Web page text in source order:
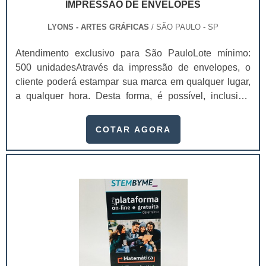
IMPRESSÃO DE ENVELOPES
LYONS - ARTES GRÁFICAS / SÃO PAULO - SP
Atendimento exclusivo para São PauloLote mínimo:
500 unidadesAtravés da impressão de envelopes, o
cliente poderá estampar sua marca em qualquer lugar,
a qualquer hora. Desta forma, é possível, inclusive,
a impressão, uma empresa pode ter diversas
serviçoFidelizar a marca;Impor mais
credibilidade;Personalizar os materiais de
escritório.Utilizar envelopes para enviar cartas, ofícios,
folhetos, cartões, catálogos, entre outros documentos, é
importante para não danificar nenhum destes materiais
durante o percurso do transporte. Nestes envelopes são
inseridas informações a respeito tanto do remetente
COTAR AGORA